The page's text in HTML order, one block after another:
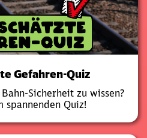
Gefahren-Quiz
Sicherheit zu wissen?
spannenden Quiz!